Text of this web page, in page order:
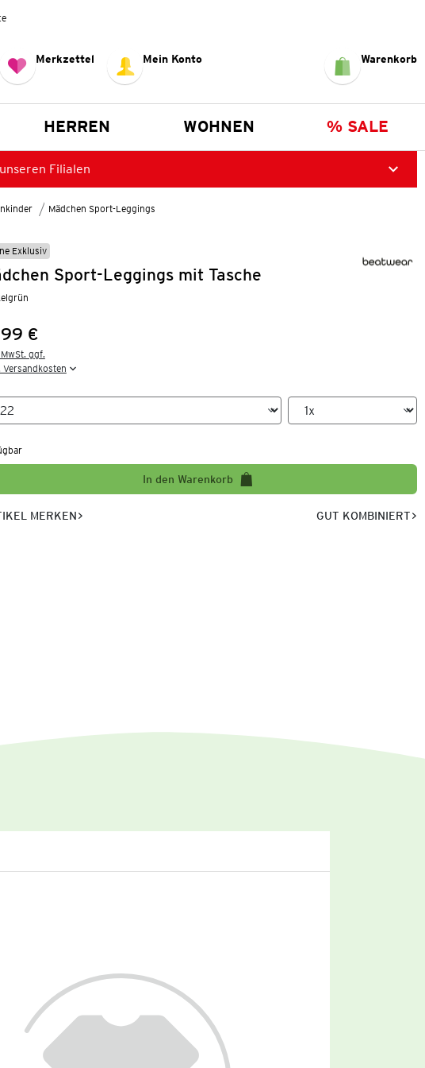
Merkzettel Mein Konto Warenkorb
HERREN WOHNEN % SALE
Filialen
Mädchen Sport-Leggings
Exklusiv
Sport-Leggings mit Tasche
€
ggf.
Versandkosten
In den Warenkorb
MERKEN GUT KOMBINIERT